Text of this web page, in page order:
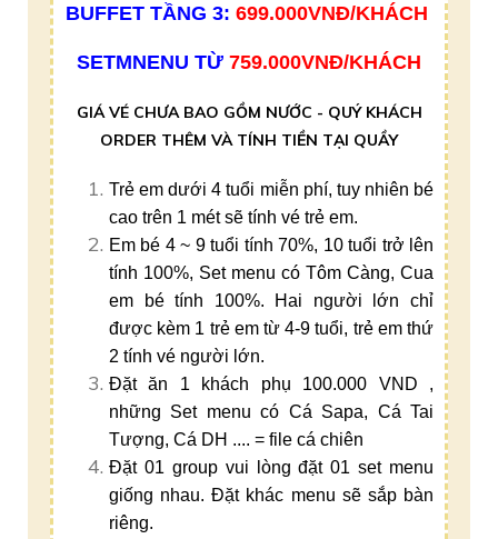
BUFFET TẦNG 3: 699.000VNĐ/KHÁCH
SETMNENU TỪ 759.000VNĐ/KHÁCH
GIÁ VÉ CHƯA BAO GỒM NƯỚC - QUÝ KHÁCH
ORDER THÊM VÀ TÍNH TIỀN TẠI QUẦY
Trẻ em dưới 4 tuổi miễn phí, tuy nhiên bé
cao trên 1 mét sẽ tính vé trẻ em.
Em bé 4 ~ 9 tuổi tính 70%, 10 tuổi trở lên
tính 100%, Set menu có Tôm Càng, Cua
em bé tính 100%. Hai người lớn chỉ
được kèm 1 trẻ em từ 4-9 tuổi, trẻ em thứ
2 tính vé người lớn.
Đặt ăn 1 khách phụ 100.000 VND ,
những Set menu có Cá Sapa, Cá Tai
Tượng, Cá DH .... = file cá chiên
Đặt 01 group vui lòng đặt 01 set menu
giống nhau. Đặt khác menu sẽ sắp bàn
riêng.